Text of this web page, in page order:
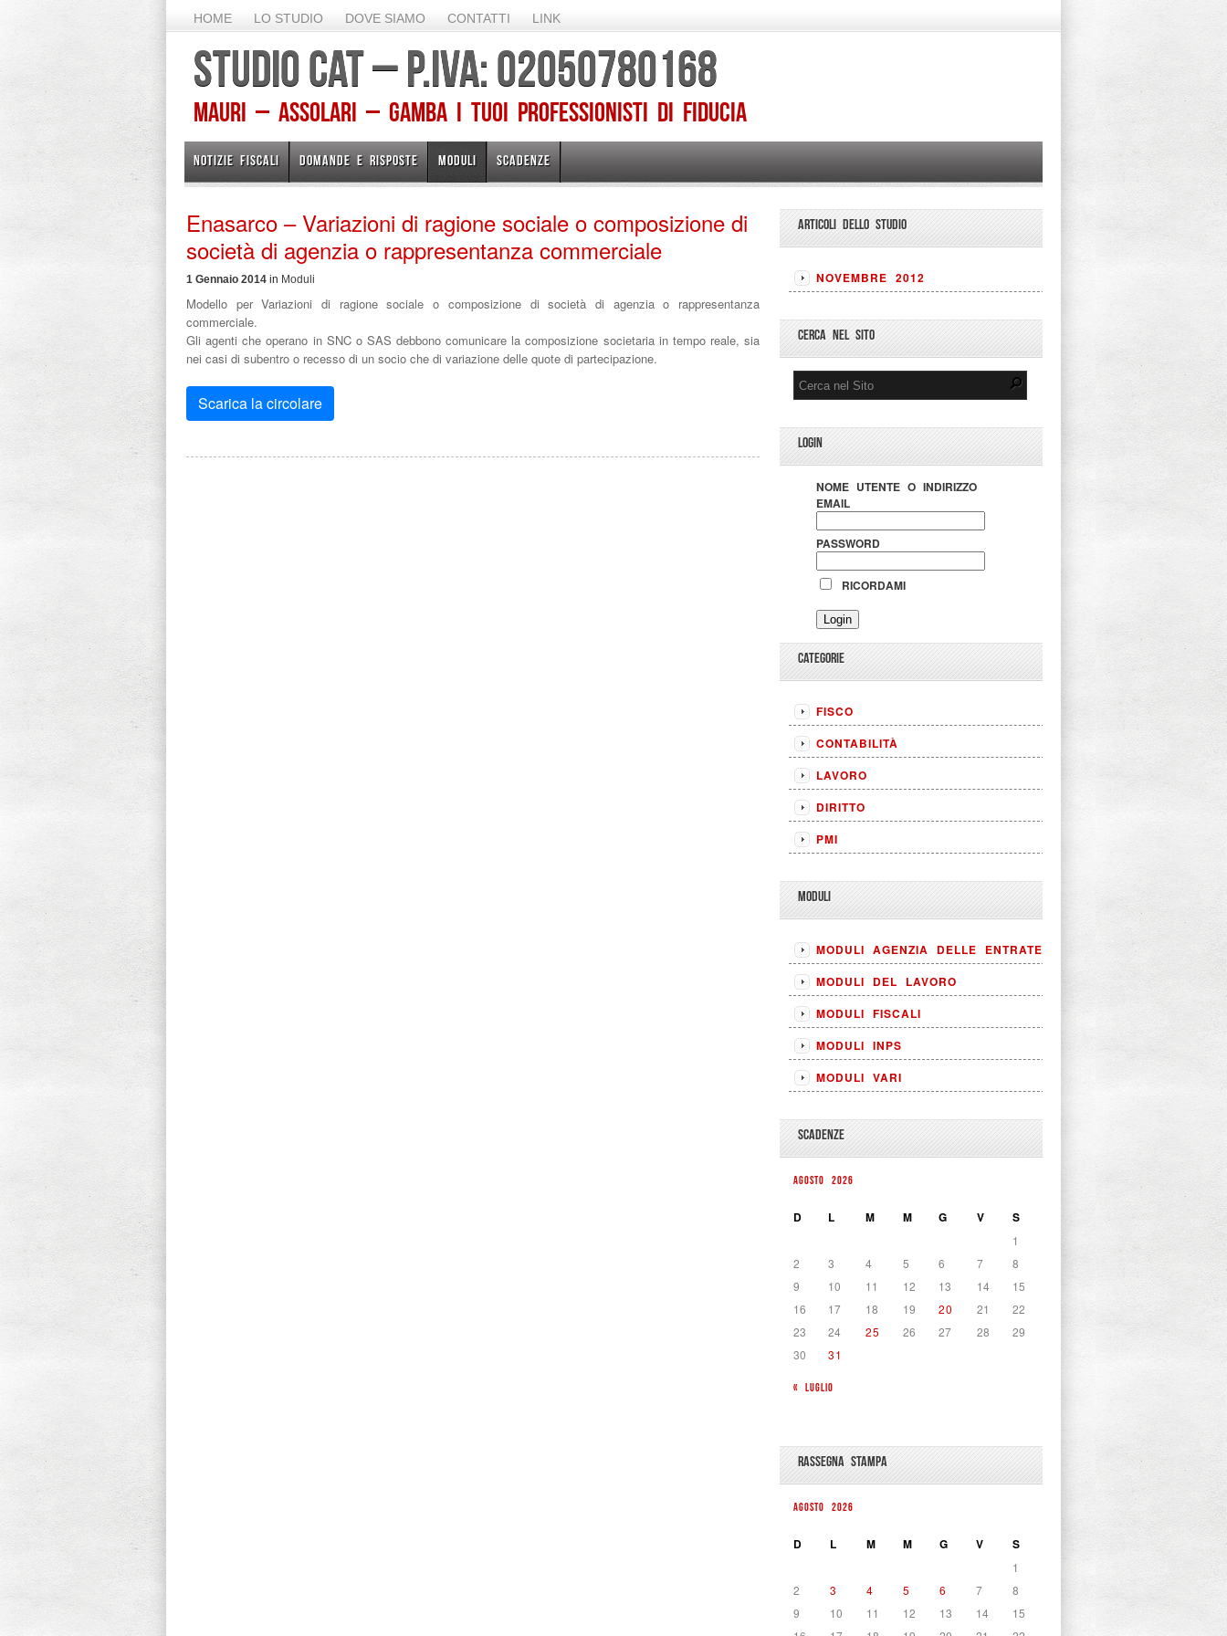
HOME LO STUDIO DOVE SIAMO CONTATTI LINK
STUDIO CAT – P.IVA: 02050780168
Mauri – Assolari – Gamba I TUOI PROFESSIONISTI DI FIDUCIA
NOTIZIE FISCALI DOMANDE E RISPOSTE MODULI SCADENZE
Enasarco – Variazioni di ragione sociale o composizione di
società di agenzia o rappresentanza commerciale
1 Gennaio 2014 in Moduli
Modello per Variazioni di ragione sociale o composizione di società di agenzia o rappresentanza
commerciale.
Gli agenti che operano in SNC o SAS debbono comunicare la composizione societaria in tempo reale, sia
nei casi di subentro o recesso di un socio che di variazione delle quote di partecipazione.
Scarica la circolare
ARTICOLI DELLO STUDIO
NOVEMBRE 2012
CERCA NEL SITO
LOGIN
NOME UTENTE O INDIRIZZO
EMAIL
PASSWORD
RICORDAMI
CATEGORIE
FISCO
CONTABILITÀ
LAVORO
DIRITTO
PMI
MODULI
MODULI AGENZIA DELLE ENTRATE
MODULI DEL LAVORO
MODULI FISCALI
MODULI INPS
MODULI VARI
SCADENZE
AGOSTO 2026
D L M M G V S
« LUGLIO
1
2
3 4 5 6 7
8
9
10 11 12 13 14
15
16
17 18 19 20 21
22
23
24 25 26 27 28
29
30
31
RASSEGNA STAMPA
AGOSTO 2026
D L M M G V S
1
2
3 4 5 6 7
8
9
10 11 12 13 14
15